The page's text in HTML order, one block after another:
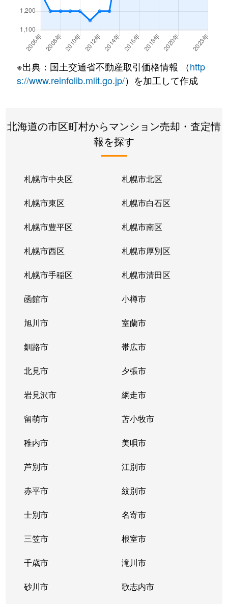
北２２条東 300万円
北２２条東
640万円 元町(札幌)
北２２条東
3,200万円 元町(札幌)
北２４条東
3,000万円 元町(札幌)
北２６条東
2,000万円 元町(札幌)
2,200万円
北３３条東
新道東
北３４条東
新道東
北３４条東
新道東
北３４条東
新道東
北３５条東
北34条
北３５条東
北34条
北３５条東
新道東
北３６条東
新道東
北３７条東
新道東
北３７条東
新道東
北３９条東
麻生
北３９条東
栄町(札幌)
北３９条東
栄町(札幌)
北４０条東
栄町(札幌)
北４０条東
栄町(札幌)
北４１条東
麻生
北４２条東
栄町(札幌)
北４３条東
栄町(札幌)
※出典：国土交通省不動産取引価格情報 （http
s://www.reinfolib.mlit.go.jp/）を加工して作成
北海道の市区町村からマンション売却・査定情
報を探す
札幌市中央区 札幌市北区
札幌市東区 札幌市白石区
札幌市豊平区 札幌市南区
札幌市西区 札幌市厚別区
札幌市手稲区 札幌市清田区
函館市 小樽市
旭川市 室蘭市
釧路市 帯広市
北見市 夕張市
岩見沢市 網走市
留萌市 苫小牧市
稚内市 美唄市
芦別市 江別市
赤平市 紋別市
士別市 名寄市
三笠市 根室市
千歳市 滝川市
砂川市 歌志内市